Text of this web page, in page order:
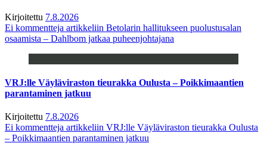
Kirjoitettu 7.8.2026
Ei kommentteja artikkeliin Betolarin hallitukseen puolustusalan
osaamista – Dahlbom jatkaa puheenjohtajana
VRJ:lle Väyläviraston tieurakka Oulusta – Poikkimaantien
parantaminen jatkuu
Kirjoitettu 7.8.2026
Ei kommentteja artikkeliin VRJ:lle Väyläviraston tieurakka Oulusta
– Poikkimaantien parantaminen jatkuu